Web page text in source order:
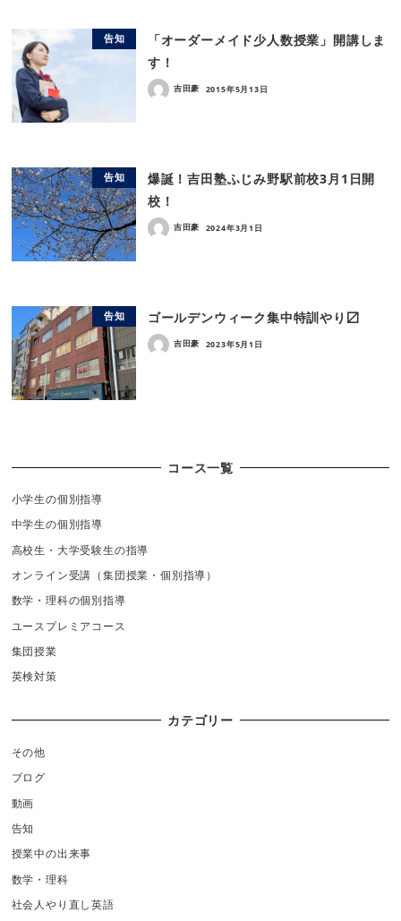
告知
「オーダーメイド少人数授業」開講しま
す！
吉田豪 2015年5月13日
告知
爆誕！吉田塾ふじみ野駅前校3月1日開
校！
吉田豪 2024年3月1日
告知 ゴールデンウィーク集中特訓やり〼
吉田豪 2023年5月1日
コース一覧
小学生の個別指導
中学生の個別指導
高校生・大学受験生の指導
オンライン受講（集団授業・個別指導）
数学・理科の個別指導
ユースプレミアコース
集団授業
英検対策
カテゴリー
その他
ブログ
動画
告知
授業中の出来事
数学・理科
社会人やり直し英語